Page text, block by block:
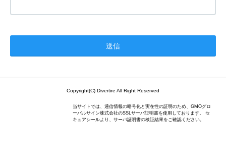
Copyright(C) Divertire All Right Reserved
当サイトでは、通信情報の暗号化と実在性の証明のため、GMOグロ
ーバルサイン株式会社のSSLサーバ証明書を使用しております。 セ
キュアシールより、サーバ証明書の検証結果をご確認ください。